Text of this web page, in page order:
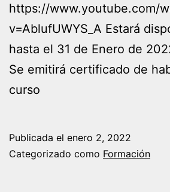
https://www.youtube.com/
v=AblufUWYS_A Estará
hasta el 31 de Enero de
Se emitirá certificado de
curso
Publicada el enero 2, 2022
Categorizado como Formación